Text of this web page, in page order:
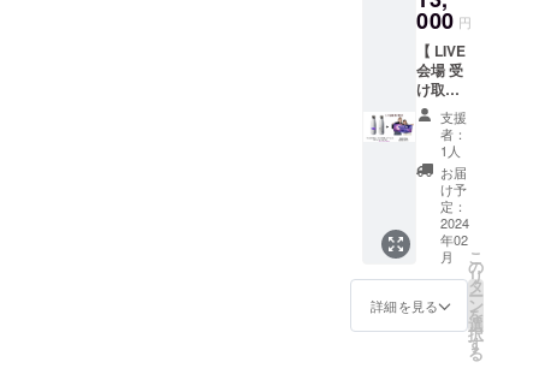
推しメ
ン指定
にあわ
せてプ
リクラ
に記載
するご
希望の
あだ名
等も備
考欄に
お願い
致しま
す。
選択は
白浜小
姫・
IRO・如
月サ
ラ・七
海桃
奈・夢
柚子も
も・李
野由依
から１
名可能
です。
考欄に
てご指
ダーク
ン→ラ
イト
レッド
→自動
切り替
えの16
種類発
光。※台
座セッ
の方で
もお手
に取っ
て頂け
ケット
とマフ
ラーに
埋もれ
る可愛
いもも
ちゃん
の冬特
別ラン
チェキ
でポカ
ポカ
に…︎♡
遠方の
方でも
お手に
000 円
【 LIVE
会場 受
け取り
】推し
メンか
らの手
書き
メッ
セージ
入りロ
ケット
サーモ
ボトル
（450m
l）＆Φ
支援
者：
1人
お届
け予
定：
2024
年02
月
詳細を見る
こ
の
リ
タ
ー
ン
を
選
択
す
る